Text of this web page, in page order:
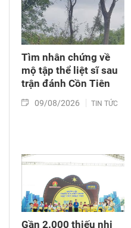
Tìm nhân chứng về
mộ tập thể liệt sĩ sau
trận đánh Cồn Tiên
09/08/2026 TIN TỨC
Gần 2.000 thiếu nhi